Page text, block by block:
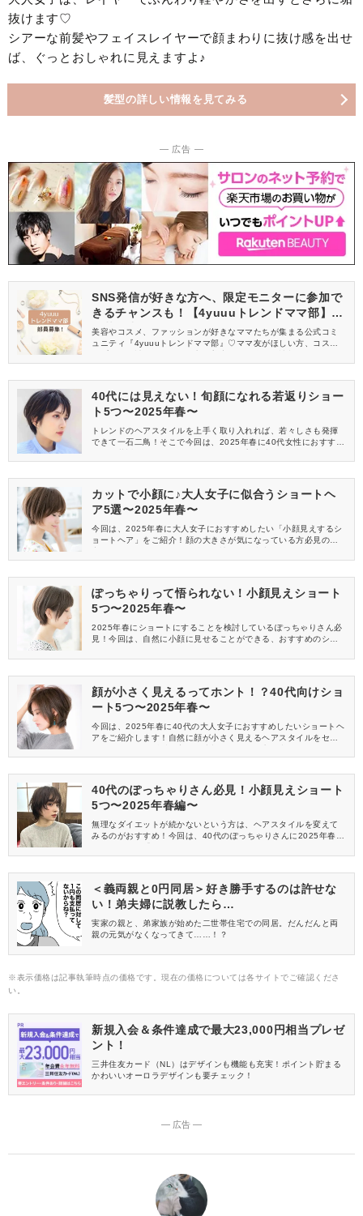
抜けます♡
シアーな前髪やフェイスレイヤーで顔まわりに抜け感を出せ
ば、ぐっとおしゃれに見えますよ♪
髪型の詳しい情報を見てみる
― 広告 ―
SNS発信が好きな方へ、限定モニターに参加で
きるチャンスも！【4yuuuトレンドママ部】部
員募集中
美容やコスメ、ファッションが好きなママたちが集まる公式コミ
ュニティ『4yuuuトレンドママ部』♡ママ友がほしい方、コスメサ
信してくれる方を募集しています！
40代には見えない！旬顔になれる若返りショー
ト5つ〜2025年春〜
トレンドのヘアスタイルを上手く取り入れれば、若々しさも発揮
できて一石二鳥！そこで今回は、2025年春に40代女性におすすめ
チェックしてポイントを押さえていきましょう。
カットで小顔に♪大人女子に似合うショートヘ
ア5選〜2025年春〜
今回は、2025年春に大人女子におすすめしたい「小顔見えするシ
ョートヘア」をご紹介！顔の大きさが気になっている方必見の内
いね。
ぽっちゃりって悟られない！小顔見えショート
5つ〜2025年春〜
2025年春にショートにすることを検討しているぽっちゃりさん必
見！今回は、自然に小顔に見せることができる、おすすめのショ
顔が小さく見えるってホント！？40代向けショ
ート5つ〜2025年春〜
今回は、2025年春に40代の大人女子におすすめしたいショートヘ
アをご紹介します！自然に顔が小さく見えるヘアスタイルをセレ
40代のぽっちゃりさん必見！小顔見えショート
5つ〜2025年春編〜
無理なダイエットが続かないという方は、ヘアスタイルを変えて
みるのがおすすめ！今回は、40代のぽっちゃりさんに2025年春お
ました♪
＜義両親と0円同居＞好き勝手するのは許せな
い！弟夫婦に説教したら…
実家の親と、弟家族が始めた二世帯住宅での同居。だんだんと両
親の元気がなくなってきて……！？
※表示価格は記事執筆時点の価格です。現在の価格については各サイトでご確認くださ
い。
新規入会＆条件達成で最大23,000円相当プレゼ
ント！
三井住友カード（NL）はデザインも機能も充実！ポイント貯まる
かわいいオーロラデザインも要チェック！
― 広告 ―